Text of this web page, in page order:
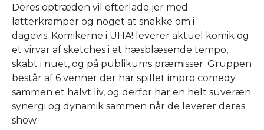
Deres optræden vil efterlade jer med
latterkramper og noget at snakke om i
dagevis. Komikerne i UHA! leverer aktuel komik og
et virvar af sketches i et hæsblæsende tempo,
skabt i nuet, og på publikums præmisser. Gruppen
består af 6 venner der har spillet impro comedy
sammen et halvt liv, og derfor har en helt suveræn
synergi og dynamik sammen når de leverer deres
show.